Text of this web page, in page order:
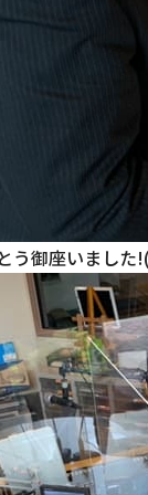
御座いました